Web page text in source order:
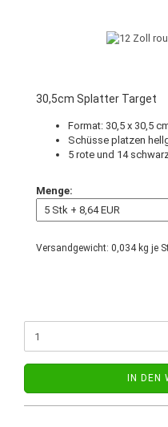
30,5cm Splatter Target
Format: 30,5 x 30,5
Schüsse platzen
5 rote und 14
Menge:
Versandgewicht: 0,034kg je
IN DEN